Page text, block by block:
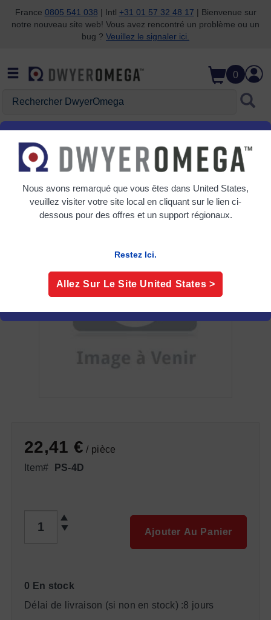
Passer à la recherche
Passer au contenu principal
Passer à la navigation
France 0805 541 038 | Intl +31 01 57 32 48 17 | Bienvenue sur
notre nouveau site web! Vous avez rencontré un problème ou un
bug ? Veuillez le signaler ici.
0
DwyerOmega
Accueil
PS-4D
22,41 € / pièce
Item#
PS-4D
Ajouter Au Panier
0 En stock
Délai de livraison (si non en stock) :8 jours
Nous avons remarqué que vous êtes dans United States,
veuillez visiter votre site local en cliquant sur le lien ci-
dessous pour des offres et un support régionaux.
Restez Ici.
Allez Sur Le Site United States >